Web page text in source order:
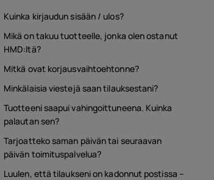
Kuinka kirjaudun sisään / ulos?
Mikä on takuu tuotteelle, jonka olen ostanut
HMD:ltä?
Mitkä ovat korjausvaihtoehtonne?
Minkälaisia viestejä saan tilauksestani?
Tuotteeni saapui vahingoittuneena. Kuinka
palautan sen?
Tarjoatteko saman päivän tai seuraavan
päivän toimituspalvelua?
Luulen, että tilaukseni on kadonnut postissa –